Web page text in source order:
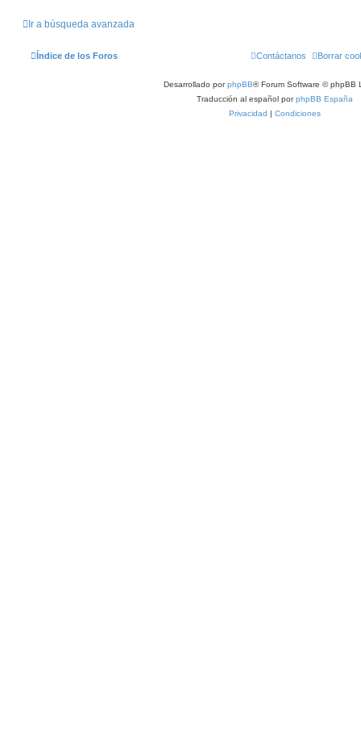
Ir a búsqueda avanzada
Índice de los Foros Borrar
Contáctanos
Desarrollado porphpBB® Forum Software © phpBB
Traducción al español porphpBB España
Privacidad | Condiciones